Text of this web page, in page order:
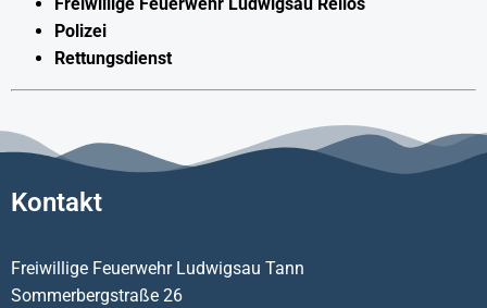
Polizei
Rettungsdienst
Kontakt
Freiwillige Feuerwehr Ludwigsau Tann
Sommerbergstraße 26